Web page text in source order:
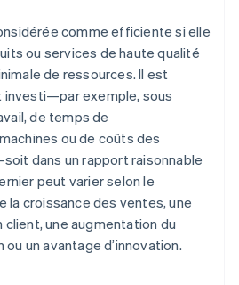
comme efficiente si elle
ou services de haute qualité
de ressources. Il est
investi—par exemple, sous
de temps de
ou de coûts des
dans un rapport raisonnable
peut varier selon le
la croissance des ventes, une
une augmentation du
un avantage d’innovation.